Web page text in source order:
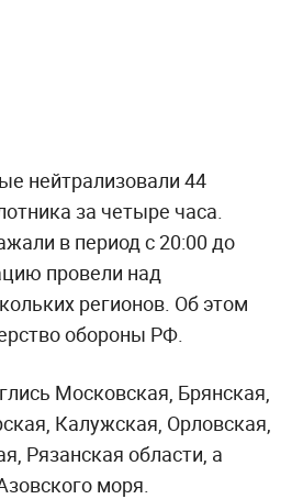
нейтрализовали 44
за четыре часа.
в период с 20:00 до
провели над
регионов. Об этом
обороны РФ.
Московская, Брянская,
Калужская, Орловская,
Рязанская области, а
моря.